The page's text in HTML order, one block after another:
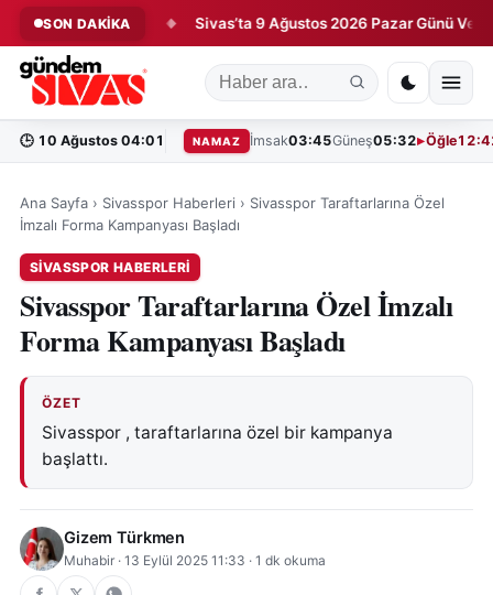
SON DAKİKA
Kaldırdı! ◆ Sivas’ta 9 Ağustos 2026 Pazar Günü Vefat
🕒 10 Ağustos 04:01 NAMAZ İmsak03:45Güneş05:32 Öğle
Ana Sayfa › Sivasspor Haberleri › Sivasspor Taraftarlarına Özel
İmzalı Forma Kampanyası Başladı
SIVASSPOR HABERLERI
Sivasspor Taraftarlarına Özel İmzalı
Forma Kampanyası Başladı
ÖZET
Sivasspor , taraftarlarına özel bir kampanya
başlattı.
Gizem Türkmen
Muhabir · 13 Eylül 2025 11:33 · 1 dk okuma